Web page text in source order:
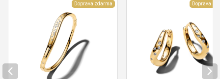
Doprava zdarma Doprava